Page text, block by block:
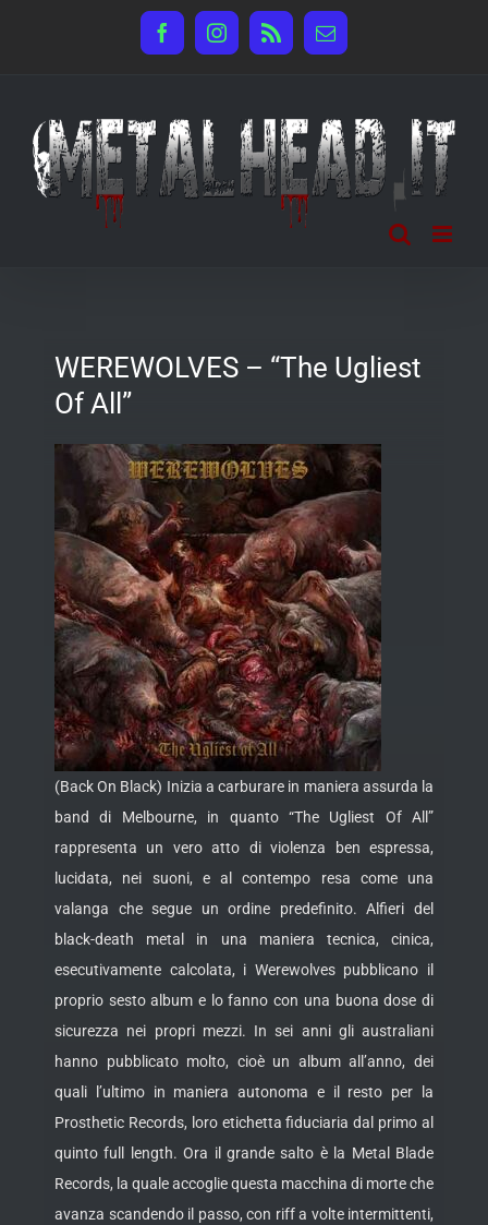
FacebookInstagram
Rss Email
WEREWOLVES – “The Ugliest
Of All”
(Back On Black) Inizia a carburare in maniera assurda la
band di Melbourne, in quanto “The Ugliest Of All”
rappresenta un vero atto di violenza ben espressa,
lucidata, nei suoni, e al contempo resa come una
valanga che segue un ordine predefinito. Alfieri del
black-death metal in una maniera tecnica, cinica,
esecutivamente calcolata, i Werewolvespubblicano il
proprio sesto album e lo fanno con una buona dose di
sicurezza nei propri mezzi. In sei anni gli australiani
hanno pubblicato molto, cioè un album all’anno, dei
quali l’ultimo in maniera autonoma e il resto per la
Prosthetic Records, loro etichetta fiduciaria dal primo al
quinto full length. Ora il grande salto è la Metal Blade
Records, la quale accoglie questa macchina di morte che
avanza scandendo il passo, con riff a volte intermittenti,